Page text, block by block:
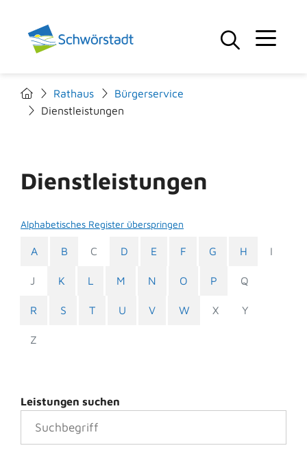
Rathaus
Bürgerservice
Dienstleistungen
Dienstleistungen
Alphabetisches Register überspringen
A B C D E F G H I
J K L M N O P Q
R S T U V W X Y
Z
Leistungen suchen